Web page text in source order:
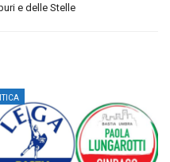
e delle Stelle